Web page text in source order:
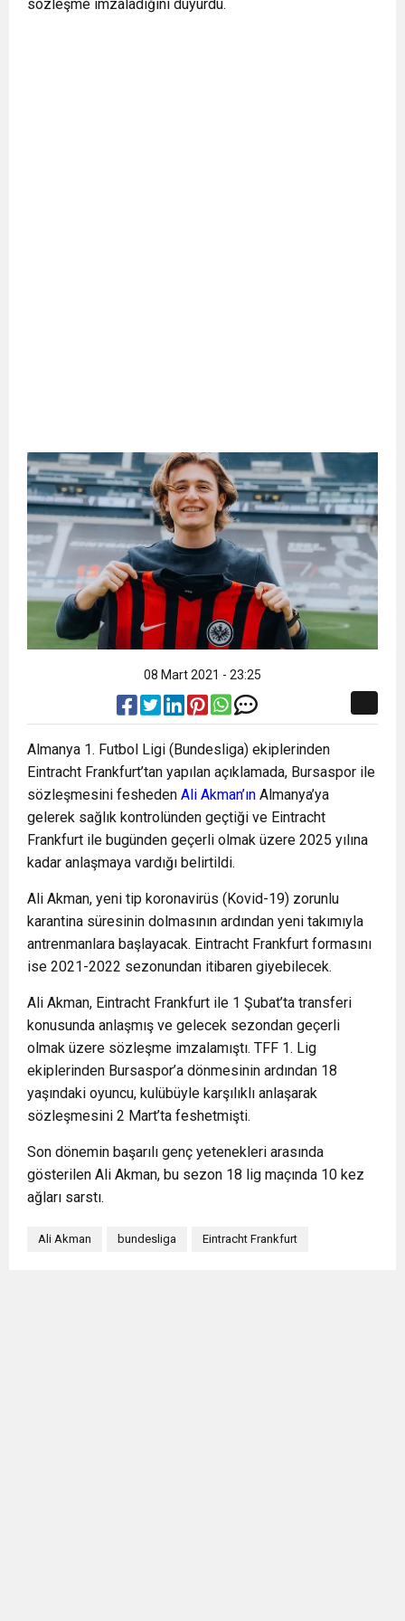
sözleşme imzaladığını duyurdu.
08 Mart 2021 - 23:25
Almanya 1. Futbol Ligi (Bundesliga) ekiplerinden
Eintracht Frankfurt’tan yapılan açıklamada, Bursaspor ile
sözleşmesini fesheden Ali Akman’ın Almanya’ya
gelerek sağlık kontrolünden geçtiği ve Eintracht
Frankfurt ile bugünden geçerli olmak üzere 2025 yılına
kadar anlaşmaya vardığı belirtildi.
Ali Akman, yeni tip koronavirüs (Kovid-19) zorunlu
karantina süresinin dolmasının ardından yeni takımıyla
antrenmanlara başlayacak. Eintracht Frankfurt formasını
ise 2021-2022 sezonundan itibaren giyebilecek.
Ali Akman, Eintracht Frankfurt ile 1 Şubat’ta transferi
konusunda anlaşmış ve gelecek sezondan geçerli
olmak üzere sözleşme imzalamıştı. TFF 1. Lig
ekiplerinden Bursaspor’a dönmesinin ardından 18
yaşındaki oyuncu, kulübüyle karşılıklı anlaşarak
sözleşmesini 2 Mart’ta feshetmişti.
Son dönemin başarılı genç yetenekleri arasında
gösterilen Ali Akman, bu sezon 18 lig maçında 10 kez
ağları sarstı.
Ali Akman bundesliga Eintracht Frankfurt